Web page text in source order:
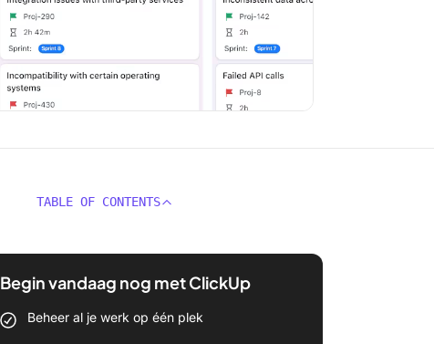
TABLE OF CONTENTS
Begin vandaag nog met ClickUp
Beheer al je werk op één plek